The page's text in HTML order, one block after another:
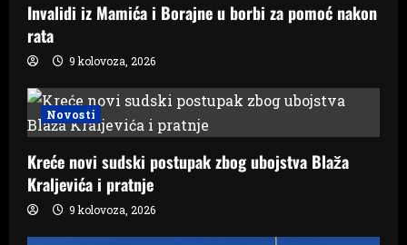
Invalidi iz Mamića i Borajne u borbi za pomoć nakon
rata
9 kolovoza, 2026
Novosti
Kreće novi sudski postupak zbog ubojstva Blaža
Kraljevića i pratnje
9 kolovoza, 2026